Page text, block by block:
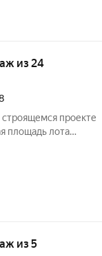
из 24
проекте
площадь лота
м отведено под жилую
из 5